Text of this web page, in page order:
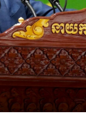
ដល់គ្រឹះស្ថានអប់រំ កុំ
សេសអត់រៀន ក៏បាន
786 0